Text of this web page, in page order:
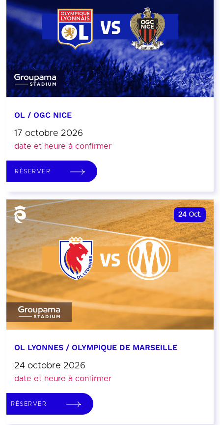
OL / OGC NICE
17 octobre 2026
date et heure à confirmer
RÉSERVER
24 Oct.
OL LYONNES / OLYMPIQUE DE MARSEILLE
24 octobre 2026
date et heure à confirmer
RÉSERVER